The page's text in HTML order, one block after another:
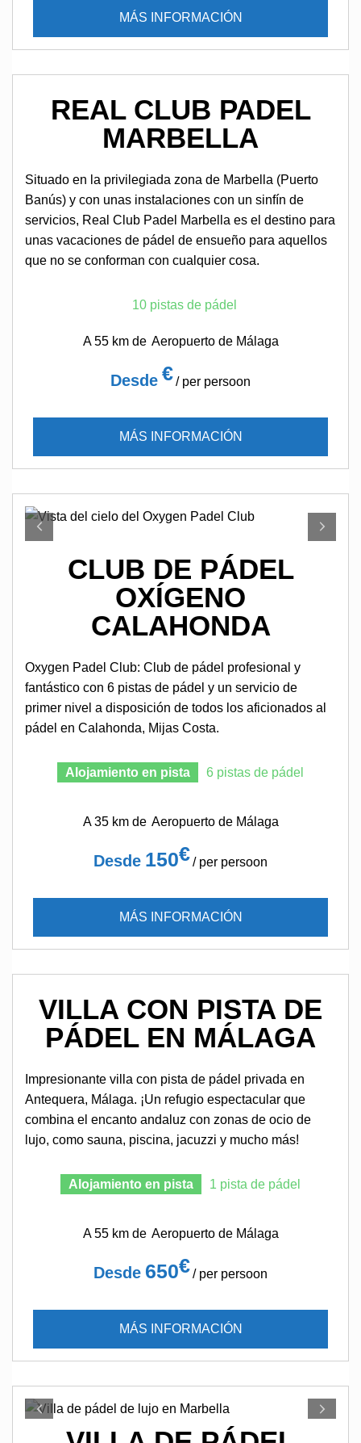
MÁS INFORMACIÓN
REAL CLUB PADEL
MARBELLA
Situado en la privilegiada zona de Marbella (Puerto
Banús) y con unas instalaciones con un sinfín de
servicios, Real Club Padel Marbella es el destino para
unas vacaciones de pádel de ensueño para aquellos
que no se conforman con cualquier cosa.
10 pistas de pádel
A 55 km de Aeropuerto de Málaga
Desde €/ per persoon
MÁS INFORMACIÓN
CLUB DE PÁDEL
OXÍGENO
CALAHONDA
Oxygen Padel Club: Club de pádel profesional y
fantástico con 6 pistas de pádel y un servicio de
primer nivel a disposición de todos los aficionados al
pádel en Calahonda, Mijas Costa.
Alojamiento en pista 6 pistas de pádel
A 35 km de Aeropuerto de Málaga
Desde 150€/ per persoon
MÁS INFORMACIÓN
VILLA CON PISTA DE
PÁDEL EN MÁLAGA
Impresionante villa con pista de pádel privada en
Antequera, Málaga. ¡Un refugio espectacular que
combina el encanto andaluz con zonas de ocio de
lujo, como sauna, piscina, jacuzzi y mucho más!
Alojamiento en pista 1 pista de pádel
A 55 km de Aeropuerto de Málaga
Desde 650€/ per persoon
MÁS INFORMACIÓN